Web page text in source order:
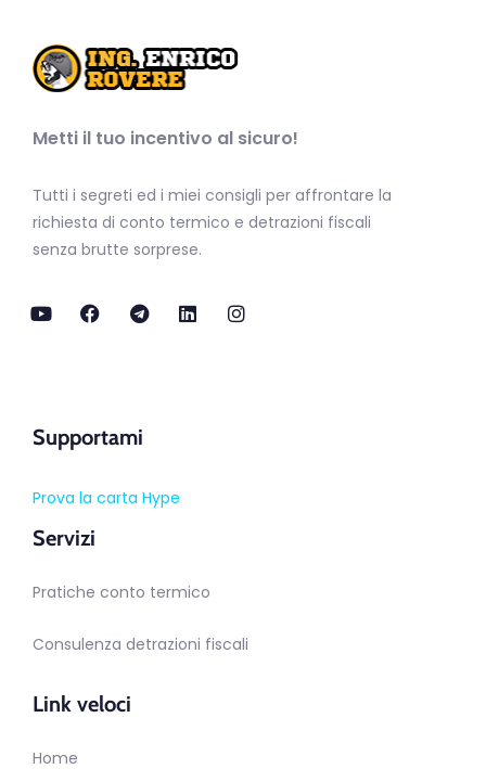
Metti il tuo incentivo al sicuro!
Tutti i segreti ed i miei consigli per affrontare la
richiesta di conto termico e detrazioni fiscali
senza brutte sorprese.
Supportami
Prova la carta Hype
Servizi
Pratiche conto termico
Consulenza detrazioni fiscali
Link veloci
Home